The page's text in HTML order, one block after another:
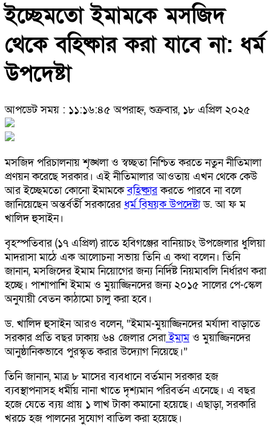
ইচ্ছেমতো ইমামকে মসজিদ
থেকে বহিষ্কার করা যাবে না: ধর্ম
উপদেষ্টা
আপডেট সময় : ১১:১৬:৪৫ অপরাহ্ন, শুক্রবার, ১৮ এপ্রিল ২০২৫
মসজিদ পরিচালনায় শৃঙ্খলা ও স্বচ্ছতা নিশ্চিত করতে নতুন নীতিমালা
প্রণয়ন করেছে সরকার। এই নীতিমালার আওতায় এখন থেকে কেউ
আর ইচ্ছেমতো কোনো ইমামকেবহিষ্কারকরতে পারবে না বলে
জানিয়েছেন অন্তর্বর্তী সরকারের ধর্ম বিষয়ক উপদেষ্টাড. আ ফ ম
খালিদ হুসাইন।
বৃহস্পতিবার (১৭ এপ্রিল) রাতে হবিগঞ্জের বানিয়াচং উপজেলার ধুলিয়া
মাদরাসা মাঠে এক আলোচনা সভায় তিনি এ কথা বলেন। তিনি
জানান, মসজিদের ইমাম নিয়োগের জন্য নির্দিষ্ট নিয়মাবলি নির্ধারণ করা
হচ্ছে। পাশাপাশি ইমাম ও মুয়াজ্জিনদের জন্য ২০১৫ সালের পে-স্কেল
অনুযায়ী বেতন কাঠামো চালু করা হবে।
ড. খালিদ হুসাইন আরও বলেন, “ইমাম-মুয়াজ্জিনদের মর্যাদা বাড়াতে
সরকার প্রতি বছর ঢাকায় ৬৪ জেলার সেরাইমামও মুয়াজ্জিনদের
আনুষ্ঠানিকভাবে পুরস্কৃত করার উদ্যোগ নিয়েছে।”
তিনি জানান, মাত্র ৮ মাসের ব্যবধানে বর্তমান সরকার হজ
ব্যবস্থাপনাসহ ধর্মীয় নানা খাতে দৃশ্যমান পরিবর্তন এনেছে। এ বছর
হজে যেতে ব্যয় প্রায় ১ লাখ টাকা কমানো হয়েছে। এছাড়া, সরকারি
খরচে হজ পালনের সুযোগ বাতিল করা হয়েছে।